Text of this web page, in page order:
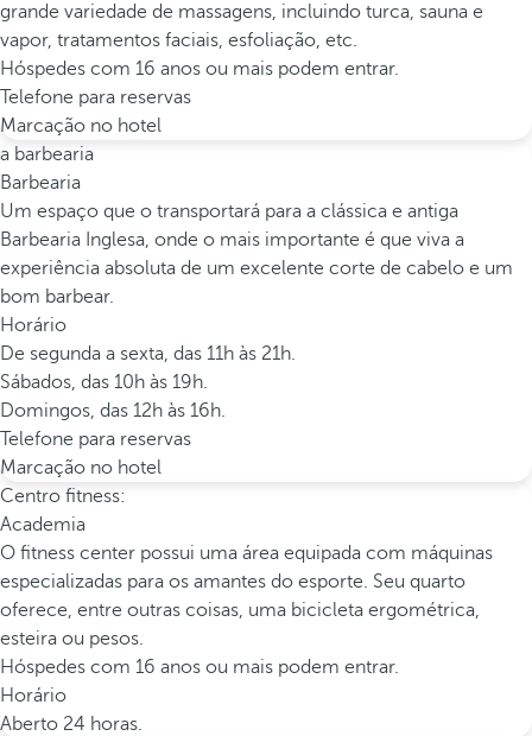
grande variedade de massagens, incluindo turca, sauna e
vapor, tratamentos faciais, esfoliação, etc.
Hóspedes com 16 anos ou mais podem entrar.
Telefone para reservas
Marcação no hotel
a barbearia
Barbearia
Um espaço que o transportará para a clássica e antiga
Barbearia Inglesa, onde o mais importante é que viva a
experiência absoluta de um excelente corte de cabelo e um
bom barbear.
Horário
De segunda a sexta, das 11h às 21h.
Sábados, das 10h às 19h.
Domingos, das 12h às 16h.
Telefone para reservas
Marcação no hotel
Centro fitness:
Academia
O fitness center possui uma área equipada com máquinas
especializadas para os amantes do esporte. Seu quarto
oferece, entre outras coisas, uma bicicleta ergométrica,
esteira ou pesos.
Hóspedes com 16 anos ou mais podem entrar.
Horário
Aberto 24 horas.